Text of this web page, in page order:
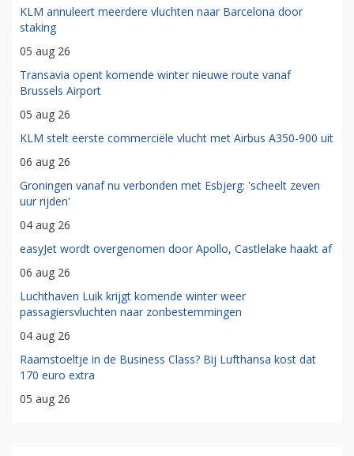
KLM annuleert meerdere vluchten naar Barcelona door
staking
05 aug 26
Transavia opent komende winter nieuwe route vanaf
Brussels Airport
05 aug 26
KLM stelt eerste commerciële vlucht met Airbus A350-900 uit
06 aug 26
Groningen vanaf nu verbonden met Esbjerg: 'scheelt zeven
uur rijden'
04 aug 26
easyJet wordt overgenomen door Apollo, Castlelake haakt af
06 aug 26
Luchthaven Luik krijgt komende winter weer
passagiersvluchten naar zonbestemmingen
04 aug 26
Raamstoeltje in de Business Class? Bij Lufthansa kost dat
170 euro extra
05 aug 26